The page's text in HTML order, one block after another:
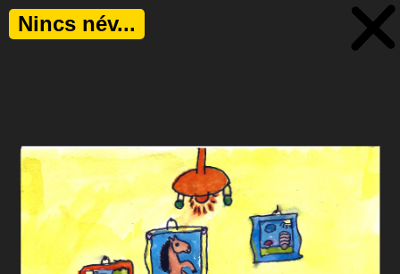
Nincs név...